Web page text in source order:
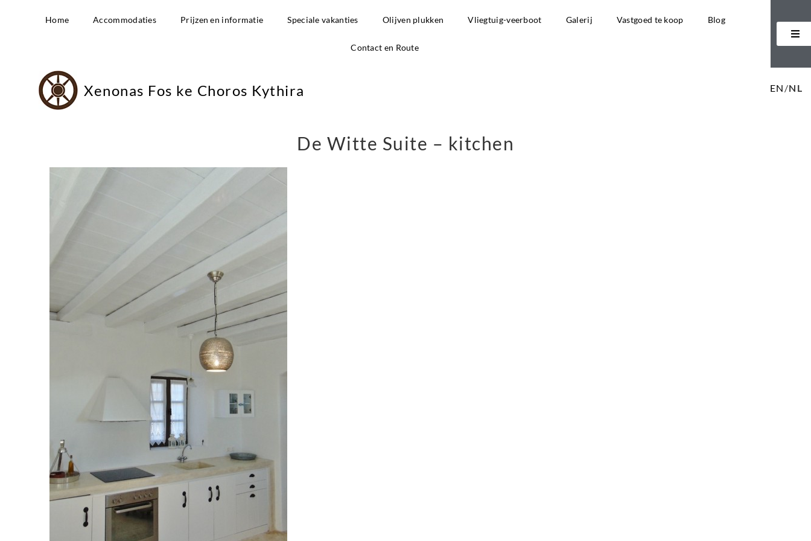
Home Accommodaties Prijzen en informatie Speciale vakanties Olijven plukken Vliegtuig-veerboot Galerij Vastgoed te koop Blog
Contact en Route
Xenonas Fos ke Choros Kythira EN /NL
De Witte Suite – kitchen